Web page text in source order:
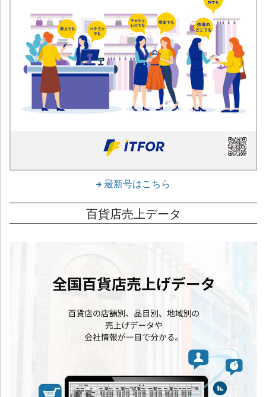
最新号はこちら
百貨店売上データ